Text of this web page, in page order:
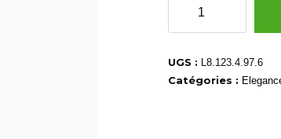
L81234976
UGS : L8.123.4.97.6
Catégories :